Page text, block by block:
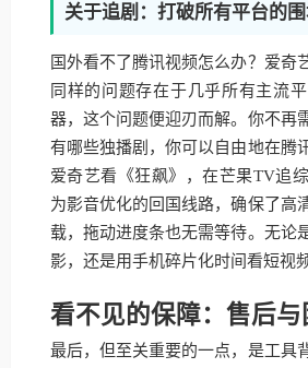
关于追剧：打破所有平台的
国外看不了腾讯视频怎么办？爱奇
同样的问题存在于几乎所有主流
器，这个问题便迎刃而解。你不再
有哪些独播剧，你可以自由地在腾
爱奇艺看《狂飙》，在芒果TV追
为影音优化的回国线路，确保了高
载，拖动进度条也无需等待。无论
影，还是用手机碎片化时间看短视
看不见的保障：售后
最后，但至关重要的一点，是工具